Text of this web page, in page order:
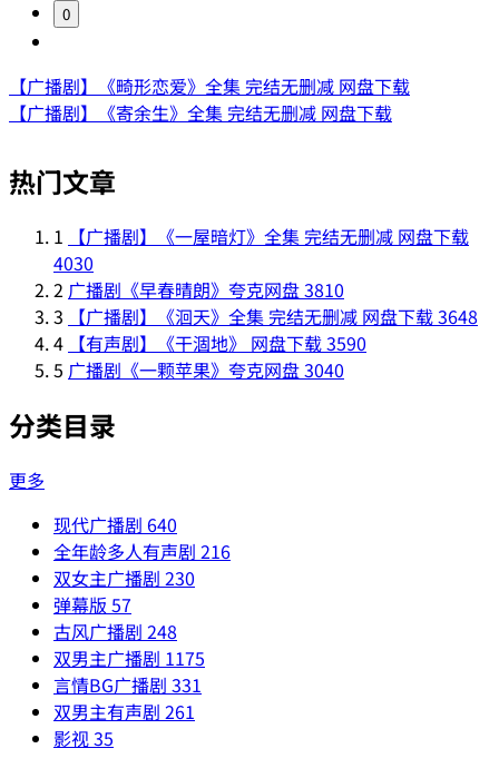
0
【广播剧】《畸形恋爱》全集 完结无删减 网盘下载
【广播剧】《寄余生》全集 完结无删减 网盘下载
热门文章
1
【广播剧】《一屋暗灯》全集 完结无删减 网盘下载
4030
2 广播剧《早春晴朗》夸克网盘3810
3
【广播剧】《洄天》全集 完结无删减 网盘下载3648
4 【有声剧】《干涸地》 网盘下载3590
5 广播剧《一颗苹果》夸克网盘3040
分类目录
更多
现代广播剧 640
全年龄多人有声剧 216
双女主广播剧 230
弹幕版 57
古风广播剧 248
双男主广播剧 1175
言情BG广播剧 331
双男主有声剧 261
影视35